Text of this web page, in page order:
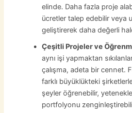
elinde. Daha fazla proje
ücretler talep edebilir veya
geliştirerek daha değerli
Çeşitli Projeler ve
aynı işi yapmaktan
çalışma, adeta bir cennet.
farklı büyüklükteki
şeyler öğrenebilir,
portfolyonu